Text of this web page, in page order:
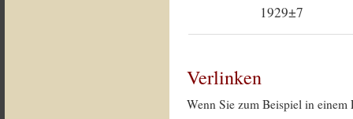
1929±7
Verlinken
Wenn Sie zum Beispiel in